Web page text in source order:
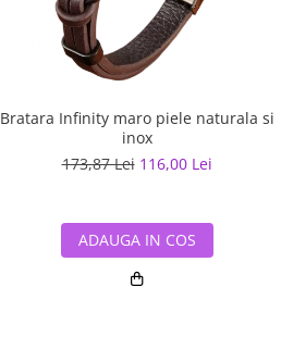
Bratara Infinity maro piele naturala si
inox
173,87 Lei 116,00 Lei
ADAUGA IN COS